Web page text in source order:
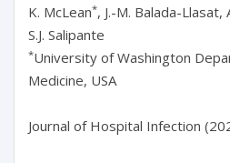
K. McLean*, J.-M. Balada-Llasat,
S.J. Salipante
*University of Washington
Medicine, USA
Journal of Hospital Infection